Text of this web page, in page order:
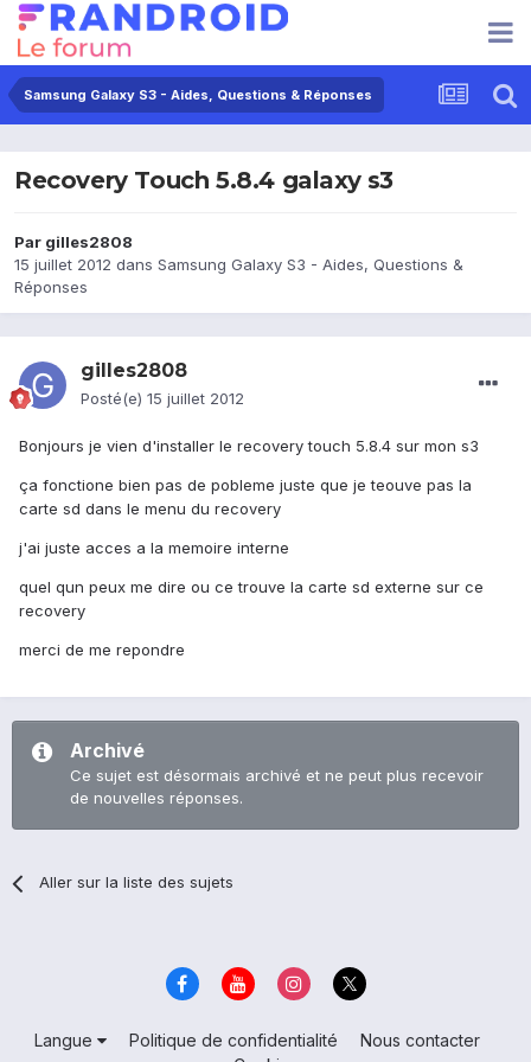
Samsung Galaxy S3 - Aides, Questions & Réponses
Recovery Touch 5.8.4 galaxy s3
Par gilles2808
15 juillet 2012 dans Samsung Galaxy S3 - Aides, Questions &
Réponses
gilles2808
Posté(e) 15 juillet 2012
Bonjours je vien d'installer le recovery touch 5.8.4 sur mon s3
ça fonctione bien pas de pobleme juste que je teouve pas la
carte sd dans le menu du recovery
j'ai juste acces a la memoire interne
quel qun peux me dire ou ce trouve la carte sd externe sur ce
recovery
merci de me repondre
Archivé
Ce sujet est désormais archivé et ne peut plus recevoir
de nouvelles réponses.
Aller sur la liste des sujets
Langue Politique de confidentialité
Nous contacter